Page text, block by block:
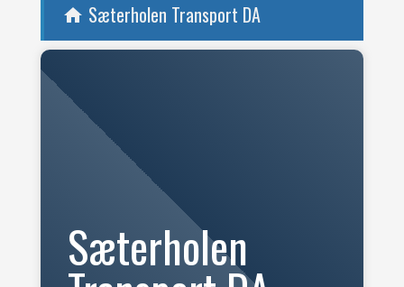
home Sæterholen Transport DA
Sæterholen